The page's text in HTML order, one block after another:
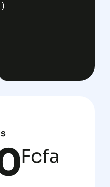
Fcfa